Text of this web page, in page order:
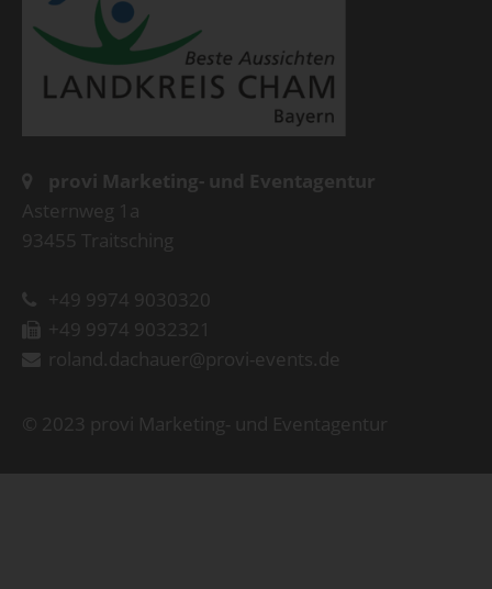
provi Marketing- und Eventagentur
Asternweg 1a
93455 Traitsching
+49 9974 9030320
+49 9974 9032321
roland.dachauer@provi-events.de
© 2023 provi Marketing- und Eventagentur